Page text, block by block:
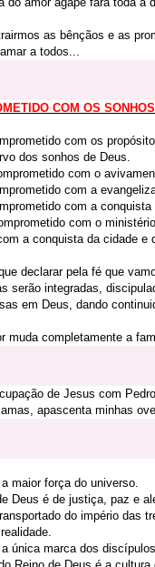
as bênçãos e as
a todos...
COM OS
com os
dos sonhos de Deus.
com o
com a
com a conquista
com o
a conquista da cidade e
declarar pela fé que
serão integradas,
em Deus, dando
muda completamente a
de Jesus com
apascenta minhas
maior força do universo.
Deus é de justiça, paz e
do império das
única marca dos